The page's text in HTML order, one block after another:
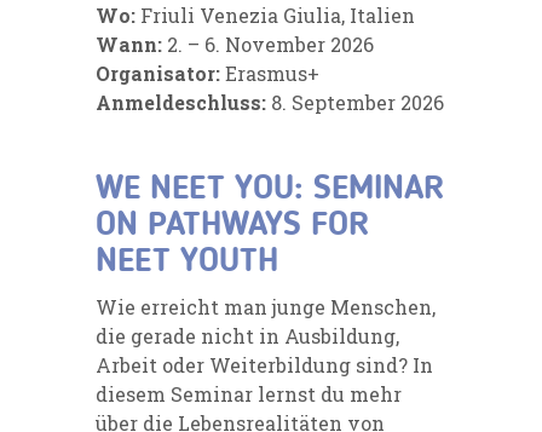
Wo: Friuli Venezia Giulia, Italien
Wann: 2. – 6. November 2026
Organisator:Erasmus+
Anmeldeschluss: 8. September 2026
WE NEET YOU: SEMINAR
ON PATHWAYS FOR
NEET YOUTH
Wie erreicht man junge Menschen,
die gerade nicht in Ausbildung,
Arbeit oder Weiterbildung sind? In
diesem Seminar lernst du mehr
über die Lebensrealitäten von